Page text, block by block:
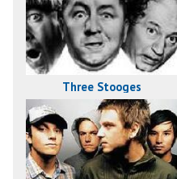
Three Stooges